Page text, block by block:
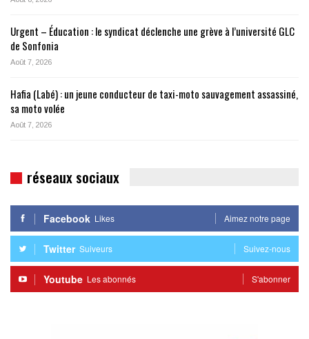
Urgent – Éducation : le syndicat déclenche une grève à l’université GLC
de Sonfonia
Août 7, 2026
Hafia (Labé) : un jeune conducteur de taxi-moto sauvagement assassiné,
sa moto volée
Août 7, 2026
réseaux sociaux
Facebook Likes Aimez notre page
Twitter Suiveurs Suivez-nous
Youtube Les abonnés S'abonner